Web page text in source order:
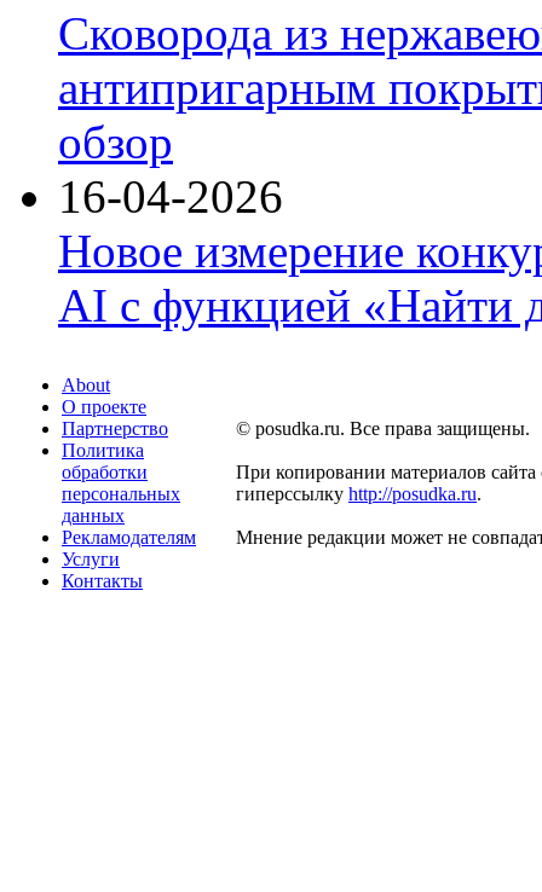
Сковорода из
антипригарным
обзор
16-04-2026
Новое измерение
AI с функцией «Найти
About
О проекте
Партнерство
Политика
обработки
персональных
данных
Рекламодателям
Услуги
Контакты
© posudka.ru. Все права защищены.
При копировании материалов сайта
гиперссылку http://posudka.ru.
Мнение редакции может не